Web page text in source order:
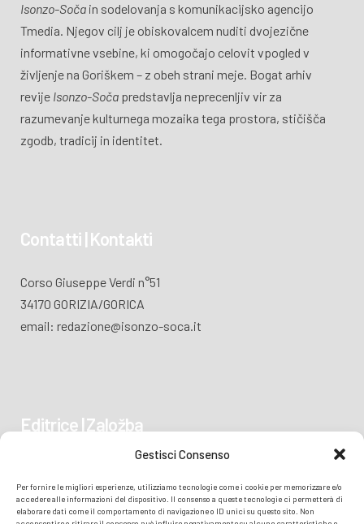
Gestisci Consenso
Per fornire le migliori esperienze, utilizziamo tecnologie come i cookie per memorizzare e/o
accedere alle informazioni del dispositivo. Il consenso a queste tecnologie ci permetterà di
elaborare dati come il comportamento di navigazione o ID unici su questo sito. Non
Isonzo-Soča in sodelovanja s komunikacijsko agencijo
Tmedia. Njegov cilj je obiskovalcem nuditi dvojezične
informativne vsebine, ki omogočajo celovit vpogled v
življenje na Goriškem – z obeh strani meje. Bogat arhiv
revije Isonzo-Soča predstavlja neprecenljiv vir za
razumevanje kulturnega mozaika tega prostora, stičišča
zgodb, tradicij in identitet.
Contatti | Kontakti
Corso Giuseppe Verdi n°51
34170 GORIZIA/GORICA
email: redazione@isonzo-soca.it
Editrice | Založba
34170 GORIZIA/GORICA